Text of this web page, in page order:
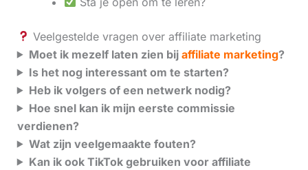
Veelgestelde vragen over affiliate marketing
Moet ik mezelf laten zien bij affiliate marketing?
Is het nog interessant om te starten?
Heb ik volgers of een netwerk nodig?
Hoe snel kan ik mijn eerste commissie
verdienen?
Wat zijn veelgemaakte fouten?
Kan ik ook TikTok gebruiken voor affiliate